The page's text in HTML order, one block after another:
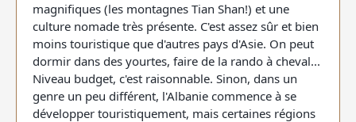
magnifiques (les montagnes Tian Shan!) et une
culture nomade très présente. C'est assez sûr et bien
moins touristique que d'autres pays d'Asie. On peut
dormir dans des yourtes, faire de la rando à cheval...
Niveau budget, c'est raisonnable. Sinon, dans un
genre un peu différent, l'Albanie commence à se
développer touristiquement, mais certaines régions